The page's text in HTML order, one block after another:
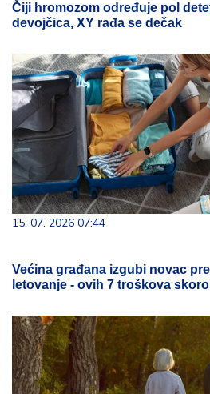
Čiji hromozom određuje pol
devojčica, XY rađa se dečak
15. 07. 2026 07:44
Većina građana izgubi novac
letovanje - ovih 7 troškova